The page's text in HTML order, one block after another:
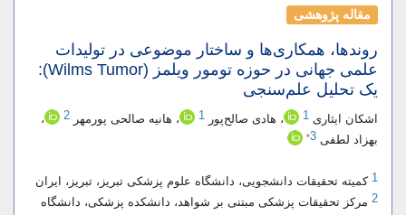
مقاله پژوهشی
روندها، همکاری‌ها و ساختار موضوعی در تولیدات
علمی جهانی در حوزه تومور ویلمز (Wilms Tumor):
یک تحلیل علم‌سنجی
اشکان ایثاری 1 ، هادی صالح‌پور 1 ، هانیه صالحی پورمهر 2
،
بهزاد لطفی 3
*
1 کمیته تحقیقات دانشجویی، دانشگاه علوم پزشکی تبریز، تبریز، ایران
2 مرکز تحقیقات پزشکی مبتنی بر شواهد، دانشکده پزشکی، دانشگاه